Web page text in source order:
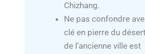
Chizhang.
Ne pas confondre
clé en pierre du
de l’ancienne ville est